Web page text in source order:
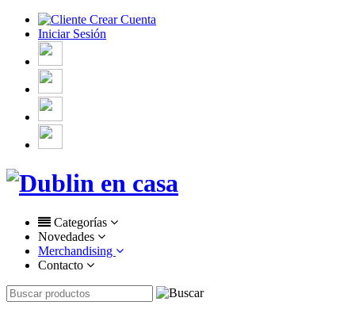
Crear Cuenta
Iniciar Sesión
Categorías
Novedades
Merchandising
Contacto